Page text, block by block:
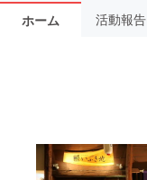
ホーム 活動報告